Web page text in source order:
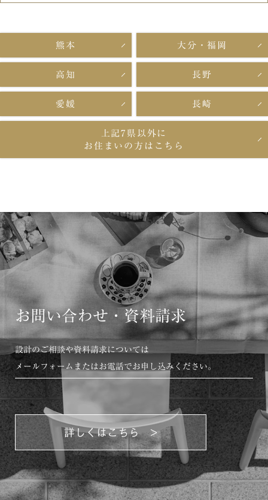
熊本 大分・福岡
高知 長野
愛媛 長崎
上記7県以外に
お住まいの方はこちら
お問い合わせ・資料請求
設計のご相談や資料請求については
メールフォームまたはお電話でお申し込みください。
詳しくはこちら >